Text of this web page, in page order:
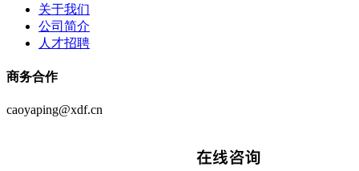
关于我们
公司简介
人才招聘
商务合作
caoyaping@xdf.cn